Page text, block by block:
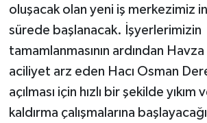
oluşacak olan yeni iş merkezimiz
sürede başlanacak. İşyerlerimizin
tamamlanmasının ardından
aciliyet arz eden Hacı Osman
açılması için hızlı bir şekilde yıkım
kaldırma çalışmalarına